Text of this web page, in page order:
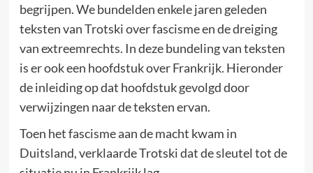
begrijpen. We bundelden enkele jaren geleden
teksten van Trotski over fascisme en de dreiging
van extreemrechts. In deze bundeling van teksten
is er ook een hoofdstuk over Frankrijk. Hieronder
de inleiding op dat hoofdstuk gevolgd door
verwijzingen naar de teksten ervan.
Toen het fascisme aan de macht kwam in
Duitsland, verklaarde Trotski dat de sleutel tot de